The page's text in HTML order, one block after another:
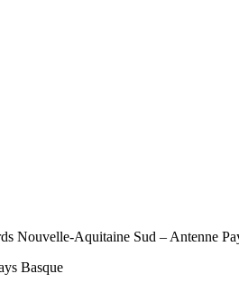
Nouvelle-Aquitaine Sud – Antenne
Basque